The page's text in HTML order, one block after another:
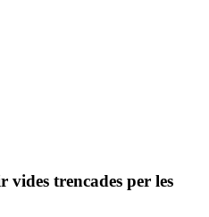
trencades per les